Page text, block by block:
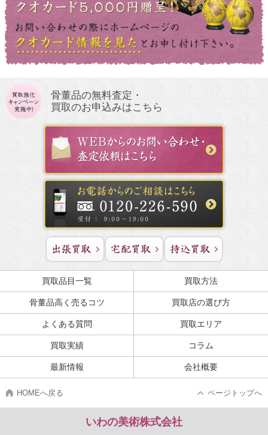
骨董品の無料査定・
買取のお申込みはこちら
買取品目一覧 買取方法
骨董品高く売るコツ 買取店の選び方
よくある質問 買取エリア
買取実績 コラム
最新情報 会社概要
HOMEへ戻る ページトップへ
いわの美術株式会社